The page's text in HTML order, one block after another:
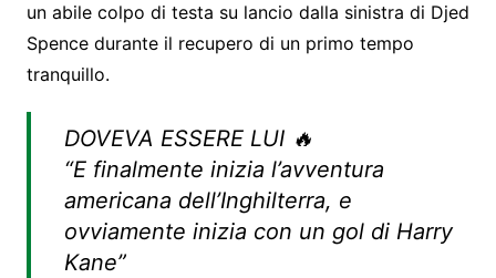
un abile colpo di testa su lancio dalla sinistra di Djed
Spence durante il recupero di un primo tempo
tranquillo.
DOVEVA ESSERE LUI 🔥
“E finalmente inizia l’avventura
americana dell’Inghilterra, e
ovviamente inizia con un gol di Harry
Kane”